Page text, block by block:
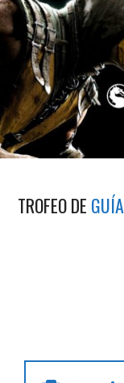
TROFEO DE